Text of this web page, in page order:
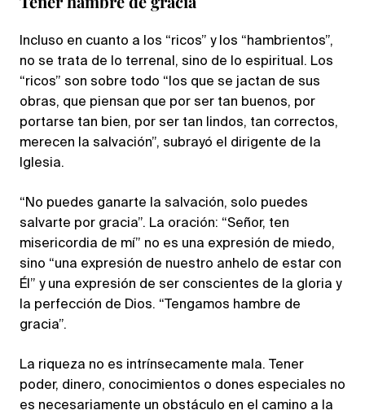
Incluso en cuanto a los “ricos” y los “hambrientos”,
no se trata de lo terrenal, sino de lo espiritual. Los
“ricos” son sobre todo “los que se jactan de sus
obras, que piensan que por ser tan buenos, por
portarse tan bien, por ser tan lindos, tan correctos,
merecen la salvación”, subrayó el dirigente de la
Iglesia.
“No puedes ganarte la salvación, solo puedes
salvarte por gracia”. La oración: “Señor, ten
misericordia de mí” no es una expresión de miedo,
sino “una expresión de nuestro anhelo de estar con
Él” y una expresión de ser conscientes de la gloria y
la perfección de Dios. “Tengamos hambre de
gracia”.
La riqueza no es intrínsecamente mala. Tener
poder, dinero, conocimientos o dones especiales no
es necesariamente un obstáculo en el camino a la